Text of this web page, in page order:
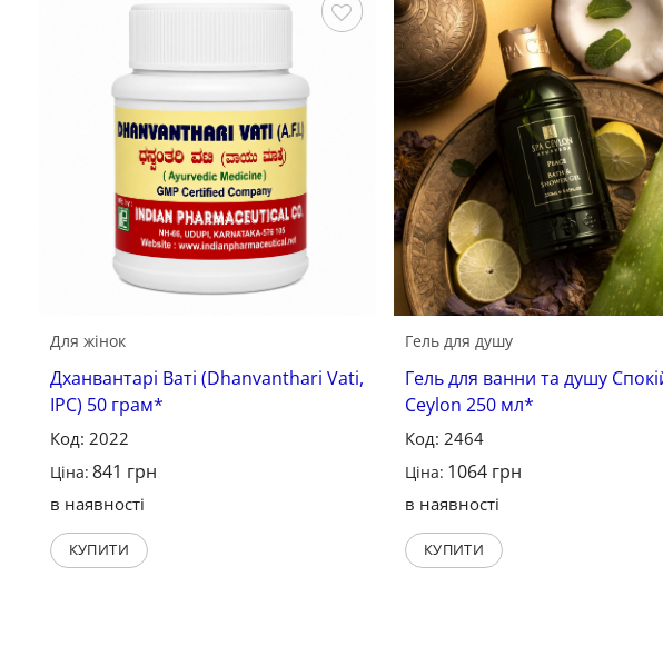
Для жінок
Дханвантарі Ваті (Dhanvanthari Vati,
IPC) 50 грам*
Код: 2022
Ціна: 841 грн
в наявності
КУПИТИ
Гель для душу
Гель для ванни та душу
Ceylon 250 мл*
Код: 2464
Ціна: 1064 грн
в наявності
КУПИТИ